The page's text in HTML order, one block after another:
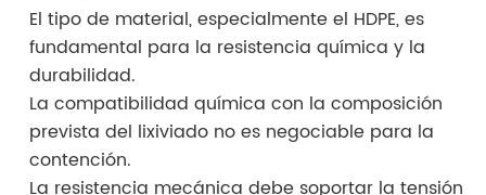
El tipo de material, especialmente el HDPE, es
fundamental para la resistencia química y la
durabilidad.
La compatibilidad química con la composición
prevista del lixiviado no es negociable para la
contención.
La resistencia mecánica debe soportar la tensión